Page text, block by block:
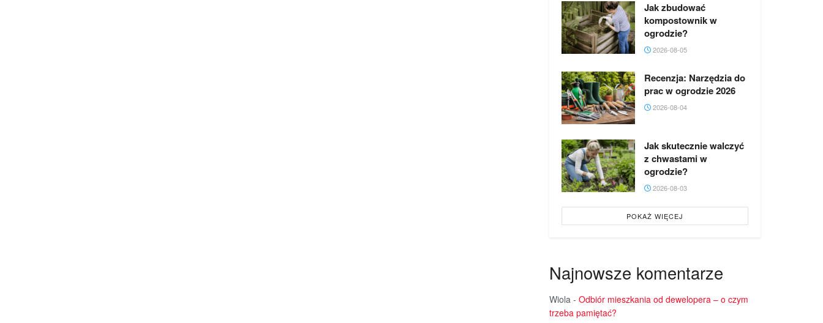
Jak zbudować
kompostownik w
ogrodzie?
2026-08-05
Recenzja: Narzędzia do
prac w ogrodzie 2026
2026-08-04
Jak skutecznie walczyć
z chwastami w
ogrodzie?
2026-08-03
POKAŻ WIĘCEJ
Najnowsze komentarze
Wiola - Odbiór mieszkania od dewelopera – o czym
trzeba pamiętać?